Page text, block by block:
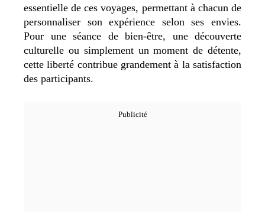
essentielle de ces voyages, permettant à chacun de
personnaliser son expérience selon ses envies.
Pour une séance de bien-être, une découverte
culturelle ou simplement un moment de détente,
cette liberté contribue grandement à la satisfaction
des participants.